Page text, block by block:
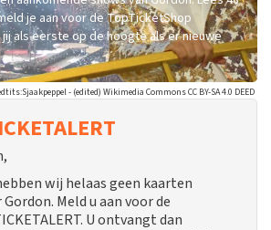
je aan voor de TopTicketShop
als eerste op de hoogte als er nieuwe
- (edited) Wikimedia Commons CC BY-SA 4.0 DEED
wij helaas geen kaarten
Meld u aan voor de
U ontvangt dan